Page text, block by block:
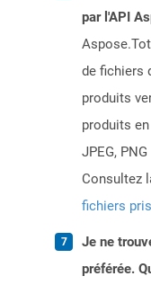
par l'API
de fichiers
produits
produits en
JPEG,
Consultez
fichiers
Je ne
préférée.